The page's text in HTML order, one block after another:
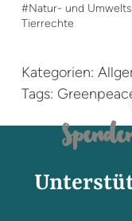
#Natur- und
Tierrechte
Kategorien:
Tags: